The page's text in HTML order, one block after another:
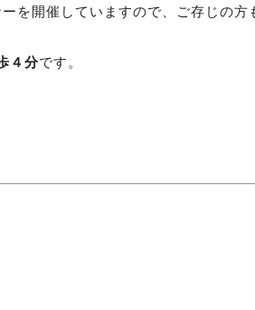
を開催していますので、ご存じの方
４分です。